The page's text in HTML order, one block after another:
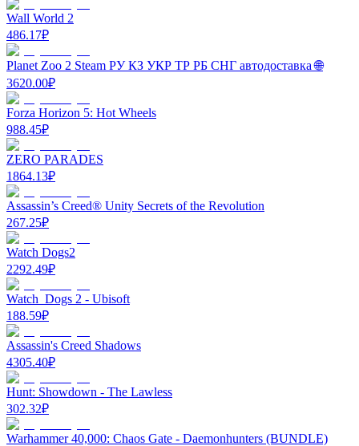
Wall World 2
486.17₽
Planet Zoo 2 Steam РУ КЗ УКР ТР РБ СНГ автодоставка 🌐
3620.00₽
Forza Horizon 5: Hot Wheels
988.45₽
ZERO PARADES
1864.13₽
Assassin’s Creed® Unity Secrets of the Revolution
267.25₽
Watch Dogs2
2292.49₽
Watch_Dogs 2 - Ubisoft
188.59₽
Assassin's Creed Shadows
4305.40₽
Hunt: Showdown - The Lawless
302.32₽
Warhammer 40,000: Chaos Gate - Daemonhunters (BUNDLE)